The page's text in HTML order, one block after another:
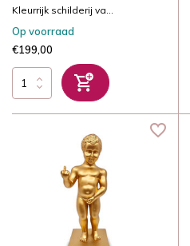
Kleurrijk schilderij va...
Op voorraad
€199,00